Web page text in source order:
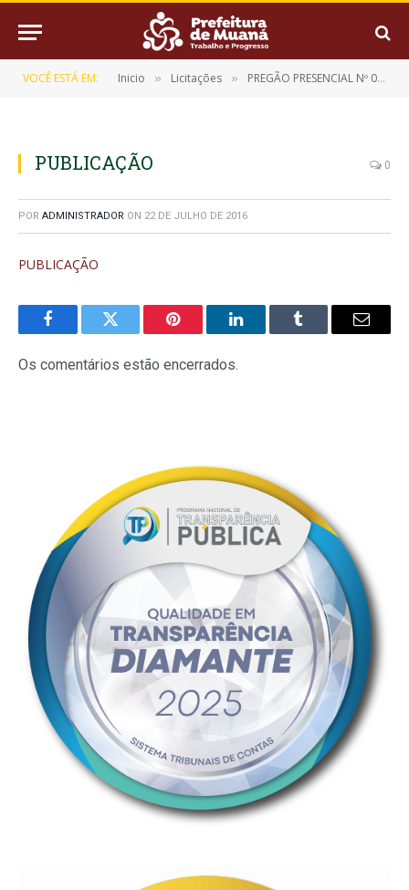
VOCÊ ESTÁ EM: Inicio » Licitações » PREGÃO PRESENCIAL Nº 001/2015-CPL/PMM
PUBLICAÇÃO 0
POR ADMINISTRADOR ON 22 DE JULHO DE 2016
PUBLICAÇÃO
FacebookTwitter Pinterest LinkedInTumblr
E-
Os comentários estão encerrados.